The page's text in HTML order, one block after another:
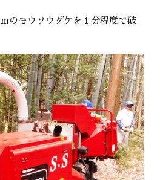
のモウソウダケを１分程度で破